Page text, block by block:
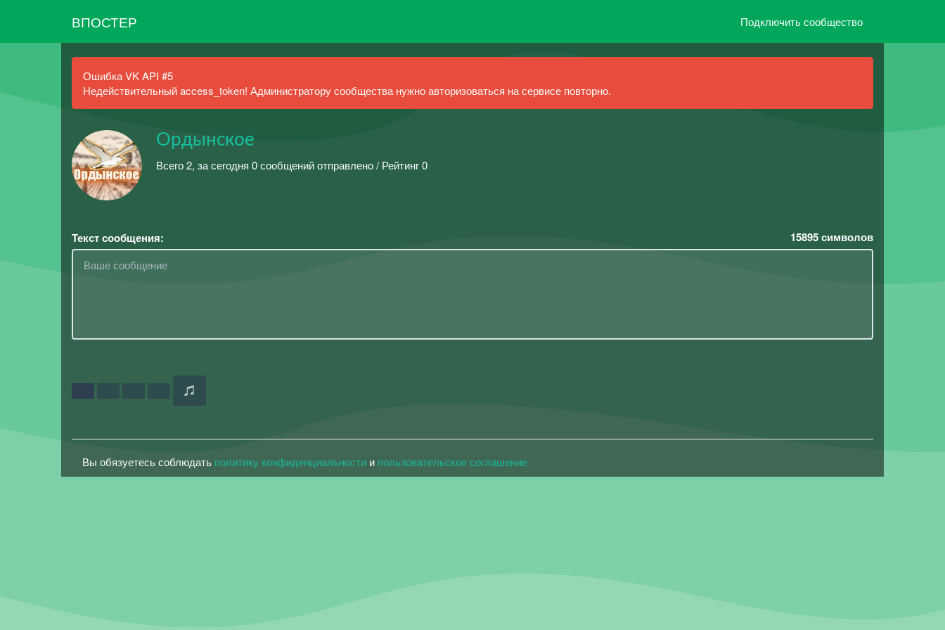
ВПОСТЕР Подключить сообщество
Ошибка VK API #5
Недействительный access_token! Администратору сообщества нужно авторизоваться на сервисе повторно.
Ордынское
Всего 2, за сегодня 0 сообщений отправлено / Рейтинг 0
Текст сообщения: 15895символов
Вы обязуетесь соблюдать политику конфиденциальности и пользовательское соглашение